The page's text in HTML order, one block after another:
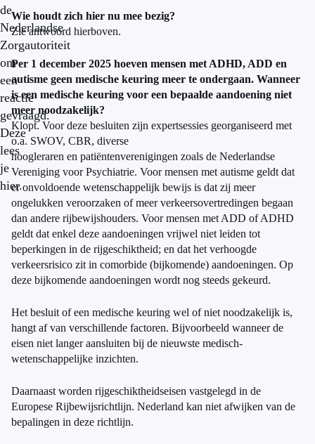
de
Nederlandse
Zorgautoriteit
om
een
reactie
gevraagd.
Deze
lees
je
hier.
Wie houdt zich hier nu mee bezig?
Zie antwoord hierboven.
Per 1 december 2025 hoeven mensen met ADHD, ADD en
autisme geen medische keuring meer te ondergaan. Wanneer
is een medische keuring voor een bepaalde aandoening niet
meer noodzakelijk?
Klopt. Voor deze besluiten zijn expertsessies georganiseerd met
o.a. SWOV, CBR, diverse
hoogleraren en patiëntenverenigingen zoals de Nederlandse
Vereniging voor Psychiatrie. Voor mensen met autisme geldt dat
er onvoldoende wetenschappelijk bewijs is dat zij meer
ongelukken veroorzaken of meer verkeersovertredingen begaan
dan andere rijbewijshouders. Voor mensen met ADD of ADHD
geldt dat enkel deze aandoeningen vrijwel niet leiden tot
beperkingen in de rijgeschiktheid; en dat het verhoogde
verkeersrisico zit in comorbide (bijkomende) aandoeningen. Op
deze bijkomende aandoeningen wordt nog steeds gekeurd.
Het besluit of een medische keuring wel of niet noodzakelijk is,
hangt af van verschillende factoren. Bijvoorbeeld wanneer de
eisen niet langer aansluiten bij de nieuwste medisch-
wetenschappelijke inzichten.
Daarnaast worden rijgeschiktheidseisen vastgelegd in de
Europese Rijbewijsrichtlijn. Nederland kan niet afwijken van de
bepalingen in deze richtlijn.